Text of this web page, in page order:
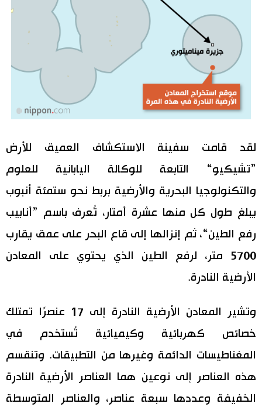
لقد قامت سفينة الاستكشاف العميق للأرض
”تشيكيو“ التابعة للوكالة اليابانية للعلوم
والتكنولوجيا البحرية والأرضية بربط نحو ستمئة أنبوب
يبلغ طول كل منها عشرة أمتار، تُعرف باسم ”أنابيب
رفع الطين“، ثم إنزالها إلى قاع البحر على عمق يقارب
5700 متر، لرفع الطين الذي يحتوي على المعادن
الأرضية النادرة.
وتشير المعادن الأرضية النادرة إلى 17 عنصرًا تمتلك
خصائص كهربائية وكيميائية تُستخدم في
المغناطيسات الدائمة وغيرها من التطبيقات. وتنقسم
هذه العناصر إلى نوعين هما العناصر الأرضية النادرة
الخفيفة وعددها سبعة عناصر، والعناصر المتوسطة